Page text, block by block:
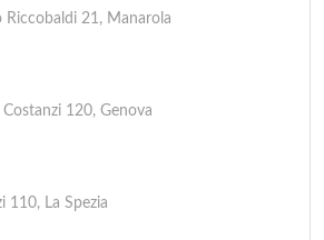
Riccobaldi 21, Manarola
120, Genova
110, La Spezia